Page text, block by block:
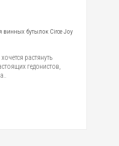
винных бутылок Circe Joy
растянуть
гедонистов,